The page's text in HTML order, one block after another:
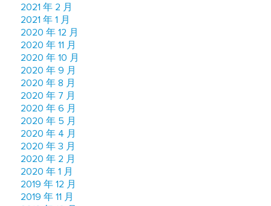
2021 年 2 月
2021 年 1 月
2020 年 12 月
2020 年 11 月
2020 年 10 月
2020 年 9 月
2020 年 8 月
2020 年 7 月
2020 年 6 月
2020 年 5 月
2020 年 4 月
2020 年 3 月
2020 年 2 月
2020 年 1 月
2019 年 12 月
2019 年 11 月